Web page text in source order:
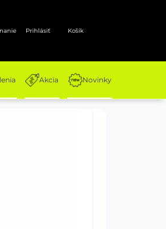
Prihlásiť Košík
Akcia Novinky